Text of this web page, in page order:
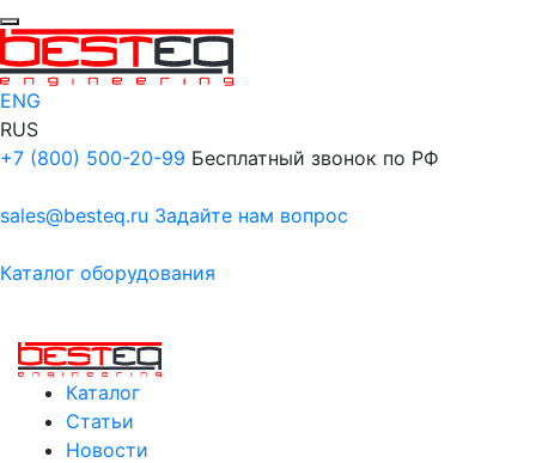
ENG
RUS
+7 (800) 500-20-99 Бесплатный звонок по РФ
sales@besteq.ru Задайте нам вопрос
Каталог оборудования
Каталог
Статьи
Новости